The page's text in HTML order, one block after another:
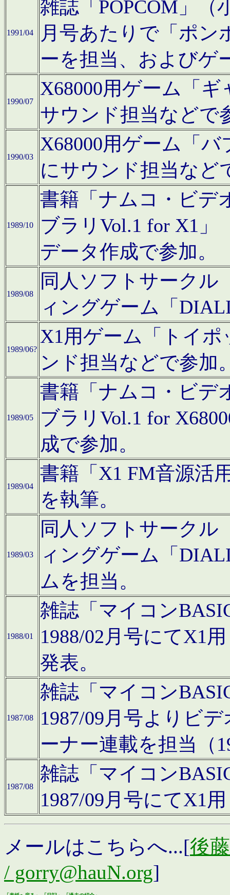
1991/04
雑誌「POPCOM」（
月号あたりで「ポン
ーを担当、およびゲ
1990/07
X68000用ゲーム「
サウンド担当などで
1990/03
X68000用ゲーム「
にサウンド担当など
1989/10
書籍「ナムコ・ビデ
ブラリVol.1 for X1」
データ作成で参加。
1989/08
同人ソフトサークル
ィングゲーム「
1989/06?
X1用ゲーム「トイ
ンド担当などで参加
1989/05
書籍「ナムコ・ビデ
ブラリVol.1 for
成で参加。
1989/04
書籍「X1 FM音源活
を執筆。
1989/03
同人ソフトサークル
ィングゲーム「
ムを担当。
1988/01
雑誌「マイコン
1988/02月号にてX1
発表。
1987/08
雑誌「マイコン
1987/09月号よりビ
ーナー連載を担当（
1987/08
雑誌「マイコン
1987/09月号にてX1
メールはこちらへ...[後
/ gorry@hauN.org]